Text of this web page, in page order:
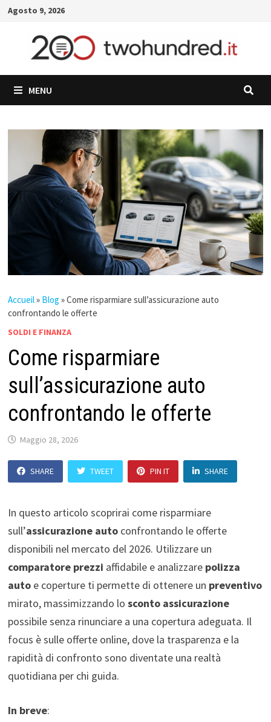
Skip
content
Agosto 9, 2026
MENU
Accueil» Blog »Come risparmiare sull’assicurazione auto
confrontando le offerte
SOLDI E FINANZA
Come risparmiare
sull’assicurazione auto
confrontando le offerte
Maggio 28, 2026
SHARE TWEET PIN IT SHARE
In questo articolo scoprirai come risparmiare
sull’assicurazione autoconfrontando le offerte
disponibili nel mercato del 2026. Utilizzare un
comparatore prezzi affidabile e analizzare polizza
autoe coperture ti permette di ottenere un preventivo
mirato, massimizzando lo sconto assicurazione
possibile senza rinunciare a una copertura adeguata. Il
focus è sulle offerte online, dove la trasparenza e la
rapidità di confronto sono diventate una realtà
quotidiana per chi guida.
In breve: